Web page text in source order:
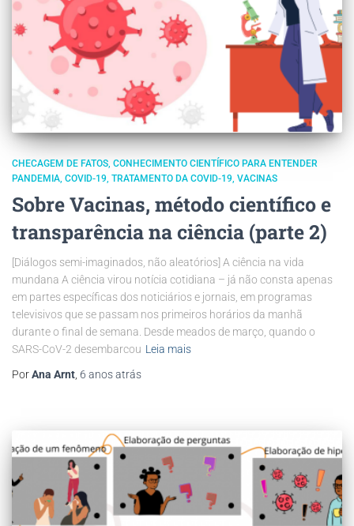
CHECAGEM DE FATOS CONHECIMENTO CIENTÍFICO PARA ENTENDER
PANDEMIA COVID-19 TRATAMENTO DA COVID-19 VACINAS
Sobre Vacinas, método científico e
transparência na ciência (parte 2)
[Diálogos semi-imaginados, não aleatórios] A ciência na vida
mundana A ciência virou notícia cotidiana – já não consta apenas
em partes específicas dos noticiários e jornais, em programas
televisivos que se passam nos primeiros horários da manhã
durante o final de semana. Desde meados de março, quando o
SARS-CoV-2 desembarcou Leia mais
PorAna Arnt 6 anosatrás